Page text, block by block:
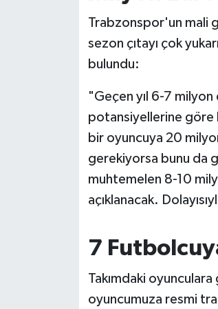
Trabzonspor'un mali
sezon çıtayı çok
bulundu:
"Geçen yıl 6-7 milyon
potansiyellerine göre
bir oyuncuya 20
gerekiyorsa bunu da
muhtemelen 8-10
açıklanacak.
7
Takımdaki
oyuncumuza resmi